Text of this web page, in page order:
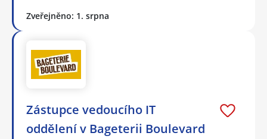
Zveřejněno: 1. srpna
Zástupce vedoucího IT
oddělení v Bageterii Boulevard